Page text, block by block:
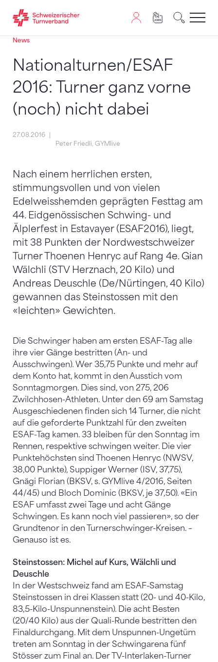
Zum Inhalt springen
Zur Sitemap navigieren
Zum Navigieren dieser Seite wird JavaScript benötigt.
News
Nationalturnen/ESAF
2016: Turner ganz vorne
(noch) nicht dabei
27.08.2016
Peter Friedli, GYMlive
Nach einem herrlichen ersten,
stimmungsvollen und von vielen
Edelweisshemden geprägten Festtag am
44. Eidgenössischen Schwing- und
Älplerfest in Estavayer (ESAF2016), liegt,
mit 38 Punkten der Nordwestschweizer
Turner Thoenen Henryc auf Rang 4e. Gian
Wälchli (STV Herznach, 20 Kilo) und
Andreas Deuschle (De/Nürtingen, 40 Kilo)
gewannen das Steinstossen mit den
«leichten» Gewichten.
Die Schwinger haben am ersten ESAF-Tag alle
ihre vier Gänge bestritten (An- und
Ausschwingen). Wer 35,75 Punkte und mehr auf
dem Konto hat, kommt in den Ausstich vom
Sonntagmorgen. Dies sind, von 275, 206
Zwilchhosen-Athleten. Unter den 69 am Samstag
Ausgeschiedenen finden sich 14 Turner, die nicht
auf die geforderte Punktzahl für den zweiten
ESAF-Tag kamen. 33 bleiben für den Sonntag im
Rennen, respektive schwingen weiter. Die vier
Punktehöchsten sind Thoenen Henryc (NWSV,
38,00 Punkte), Suppiger Werner (ISV, 37,75),
Gnägi Florian (BKSV, s. GYMlive 4/2016, Seiten
44/45) und Bloch Dominic (BKSV, je 37,50). «Ein
ESAF umfasst zwei Tage und acht Gänge
Schwingen. Es kann noch viel passieren», so der
Grundtenor in den Turnerschwinger-Kreisen. –
Genauso ist es.
Steinstossen: Michel auf Kurs, Wälchli und
Deuschle
In der Westschweiz fand am ESAF-Samstag
Steinstossen in drei Klassen statt (20- und 40-Kilo,
83,5-Kilo-Unspunnenstein). Die acht Besten
(20/40 Kilo) aus der Quali-Runde bestritten den
Finaldurchgang. Mit dem Unspunnen-Ungetüm
treten am Sonntag in der Schwingarena fünf
Stösser zum Final an. Der TV-Interlaken-Turner